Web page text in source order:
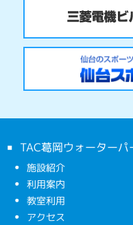
TAC葛岡ウォーターパ
施設紹介
利用案内
教室利用
アクセス